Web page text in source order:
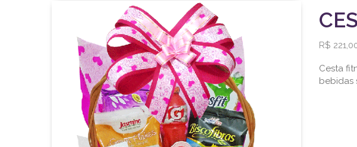
R$
Cesta
bebidas